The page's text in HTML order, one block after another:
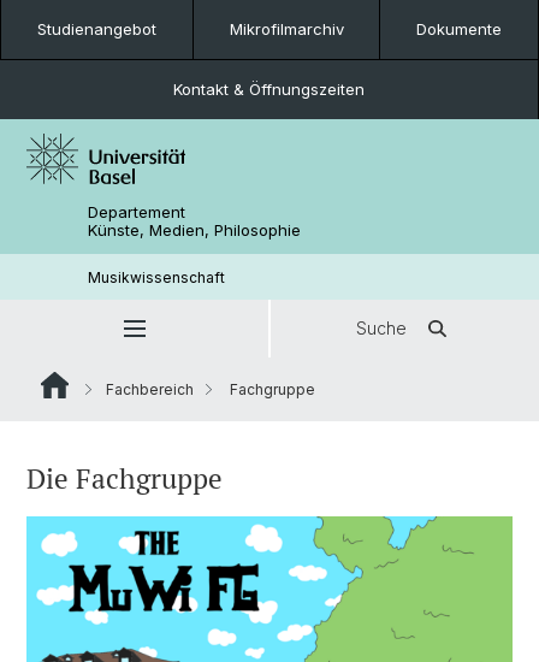
Studienangebot Mikrofilmarchiv Dokumente
Kontakt & Öffnungszeiten
Departement
Künste, Medien, Philosophie
Musikwissenschaft
Suche
Fachbereich Fachgruppe
Die Fachgruppe